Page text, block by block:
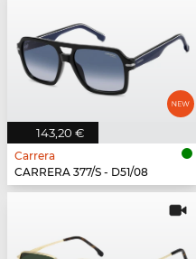
143,20 €
Carrera
CARRERA 377/S - D51/08